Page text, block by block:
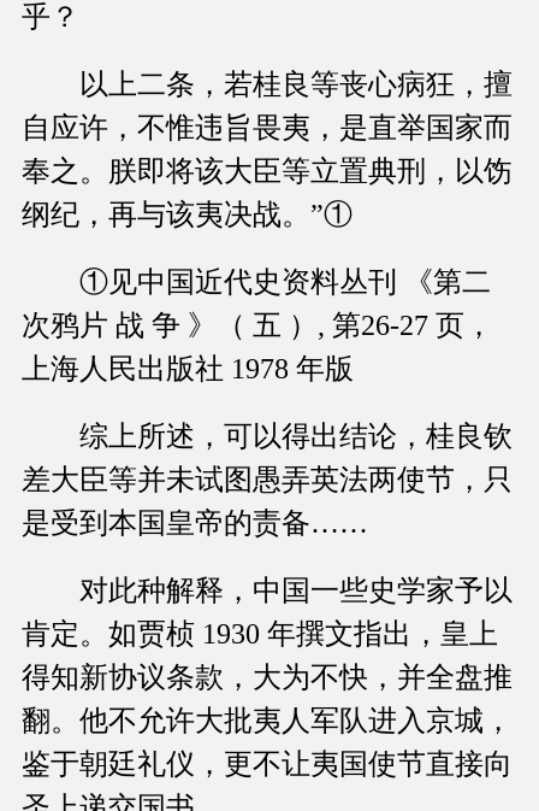
乎？
以上二条，若桂良等丧心病狂，擅
自应许，不惟违旨畏夷，是直举国家而
奉之。朕即将该大臣等立置典刑，以饬
纲纪，再与该夷决战。”①
①见中国近代史资料丛刊 《第二
次鸦片 战 争 》（ 五 ）, 第26-27 页，
上海人民出版社 1978 年版
综上所述，可以得出结论，桂良钦
差大臣等并未试图愚弄英法两使节，只
是受到本国皇帝的责备……
对此种解释，中国一些史学家予以
肯定。如贾桢 1930 年撰文指出，皇上
得知新协议条款，大为不快，并全盘推
翻。他不允许大批夷人军队进入京城，
鉴于朝廷礼仪，更不让夷国使节直接向